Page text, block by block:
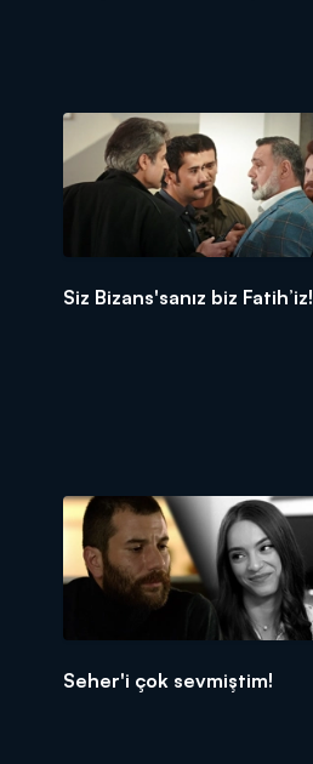
Siz Bizans'sanız biz Fatih’iz!
Seher'i çok sevmiştim!